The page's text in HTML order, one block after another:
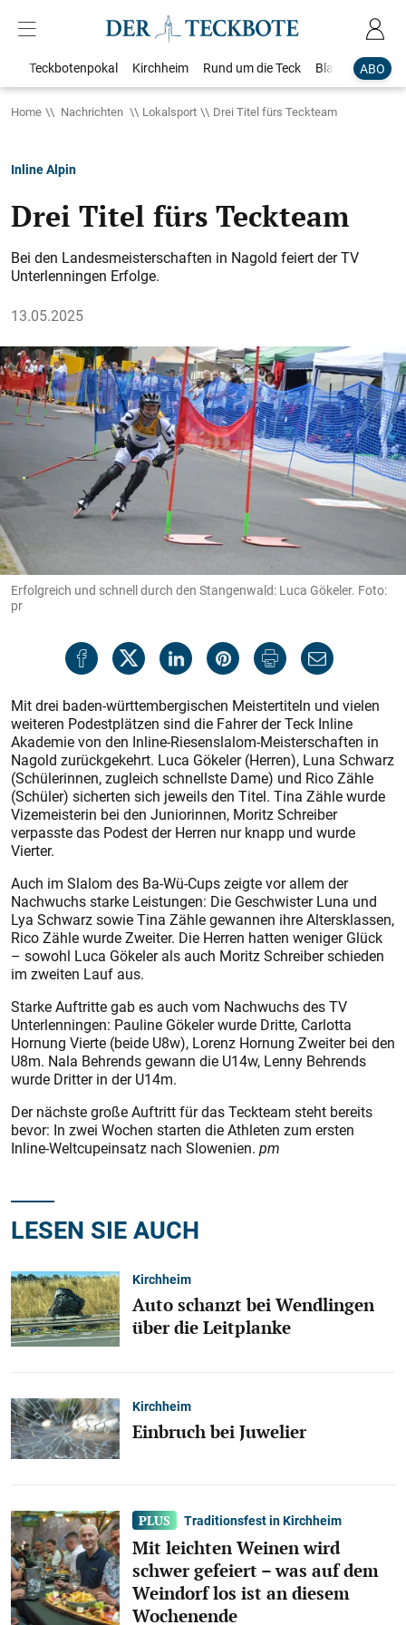
ABO
Teckbotenpokal Kirchheim Rund um die Teck Blaulicht
Home Nachrichten Lokalsport Drei Titel fürs Teckteam
Inline Alpin
Drei Titel fürs Teckteam
Bei den Landesmeisterschaften in Nagold feiert der TV
Unterlenningen Erfolge.
13.05.2025
Erfolgreich und schnell durch den Stangenwald: Luca Gökeler. Foto:
pr
Mit drei baden-württembergischen Meistertiteln und vielen
weiteren Podestplätzen sind die Fahrer der Teck Inline
Akademie von den Inline-Riesenslalom-Meisterschaften in
Nagold zurückgekehrt. Luca Gökeler (Herren), Luna Schwarz
(Schülerinnen, zugleich schnellste Dame) und Rico Zähle
(Schüler) sicherten sich jeweils den Titel. Tina Zähle wurde
Vizemeisterin bei den Juniorinnen, Moritz Schreiber
verpasste das Podest der Herren nur knapp und wurde
Vierter.
Auch im Slalom des Ba-Wü-Cups zeigte vor allem der
Nachwuchs starke Leistungen: Die Geschwister Luna und
Lya Schwarz sowie Tina Zähle gewannen ihre Altersklassen,
Rico Zähle wurde Zweiter. Die Herren hatten weniger Glück
– sowohl Luca Gökeler als auch Moritz Schreiber schieden
im zweiten Lauf aus.
Starke Auftritte gab es auch vom Nachwuchs des TV
Unterlenningen: Pauline Gökeler wurde Dritte, Carlotta
Hornung Vierte (beide U8w), Lorenz Hornung Zweiter bei den
U8m. Nala Behrends gewann die U14w, Lenny Behrends
wurde Dritter in der U14m.
Der nächste große Auftritt für das Teckteam steht bereits
bevor: In zwei Wochen starten die Athleten zum ersten
Inline-Weltcupeinsatz nach Slowenien. pm
LESEN SIE AUCH
Kirchheim
Auto schanzt bei Wendlingen
über die Leitplanke
Kirchheim
Einbruch bei Juwelier
Traditionsfest in Kirchheim
Mit leichten Weinen wird
schwer gefeiert – was auf dem
Weindorf los ist an diesem
Wochenende